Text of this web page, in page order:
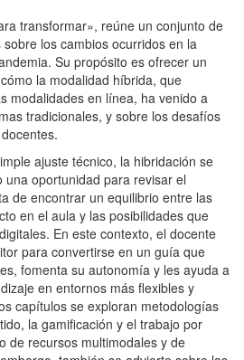
transformar», reúne un conjunto de
los cambios ocurridos en la
Su propósito es ofrecer un
la modalidad híbrida, que
modalidades en línea, ha venido a
tradicionales, y sobre los desafíos
ajuste técnico, la hibridación se
oportunidad para revisar el
de encontrar un equilibrio entre las
en el aula y las posibilidades que
En este contexto, el docente
para convertirse en un guía que
fomenta su autonomía y les ayuda a
en entornos más flexibles y
capítulos se exploran metodologías
la gamificación y el trabajo por
de recursos multimodales y de